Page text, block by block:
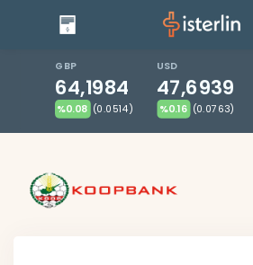
| Blog | Giriş
GBP
64,1984
%0.08 (0.0514)
USD
47,6939
%0.16 (0.0763)